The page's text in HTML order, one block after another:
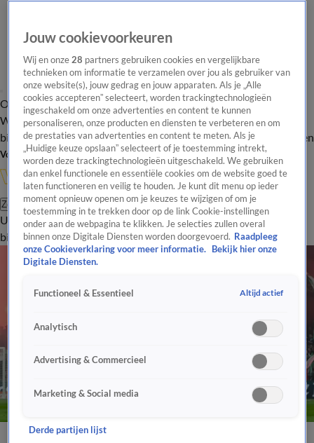
Overzicht Onze programma's Uitzendingen Onze gezichten
In de
WandelgangenInterviewsUitzending
bijwonenPodcastShopVeelgestelde vragenKijkersvraag insturen
Volg Vandaag Inside
Zoeken
UitzendingenVandaag InsideDe OranjezomerShopUitzending
bijwonen
Jouw cookievoorkeuren
Wij en onze28 partners gebruiken cookies en vergelijkbare
technieken om informatie te verzamelen over jou als gebruiker van
onze website(s), jouw gedrag en jouw apparaten. Als je „Alle
cookies accepteren” selecteert, worden trackingtechnologieën
ingeschakeld om onze advertenties en content te kunnen
personaliseren, onze producten en diensten te verbeteren en om
de prestaties van advertenties en content te meten. Als je
„Huidige keuze opslaan” selecteert of je toestemming intrekt,
worden deze trackingtechnologieën uitgeschakeld. We gebruiken
dan enkel functionele en essentiële cookies om de website goed te
laten functioneren en veilig te houden. Je kunt dit menu op ieder
moment opnieuw openen om je keuzes te wijzigen of om je
toestemming in te trekken door op de link Cookie-instellingen
onder aan de webpagina te klikken. Je selecties zullen overal
binnen onze Digitale Diensten worden doorgevoerd. Raadpleeg
onze Cookieverklaring voor meer informatie.
Bekijk hier onze
Digitale Diensten.
Functioneel & Essentieel Altijd actief
Analytisch
Advertising & Commercieel
Marketing & Social media
Derde partijen lijst